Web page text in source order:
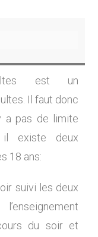
est un
Il faut donc
a pas de limite
il existe deux
18 ans:
suivi les deux
du soir et